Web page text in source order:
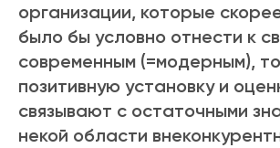
организации, которые
было бы условно отнести к
современным (=модерным),
позитивную установку и
связывают с остаточными
некой области